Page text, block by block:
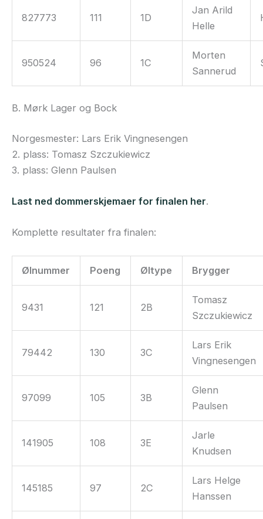
827773 111 1D
Jan Arild
Helle
950524 96 1C
Morten
Sannerud
B. Mørk Lager og Bock
Norgesmester: Lars Erik Vingnesengen
2. plass: Tomasz Szczukiewicz
3. plass: Glenn Paulsen
Last ned dommerskjemaer for finalen her.
Komplette resultater fra finalen:
Ølnummer Poeng Øltype Brygger
9431 121 2B
Tomasz
Szczukiewicz
79442 130 3C
Lars Erik
Vingnesengen
97099 105 3B
Glenn
Paulsen
141905 108 3E
Jarle
Knudsen
145185 97 2C
Lars Helge
Hanssen